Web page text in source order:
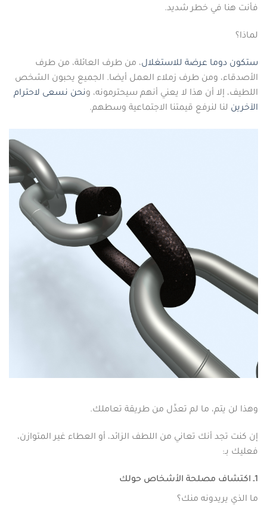
فأنت هنا في خطر شديد.
لماذا؟
ستكون دوما عرضة للاستغلال، من طرف العائلة، من طرف
الأصدقاء، ومن طرف زملاء العمل أيضا. الجميع يحبون الشخص
اللطيف، إلا أن هذا لا يعني أنهم سيحترمونه، ونحن نسعى لاحترام
الآخرين لنا لنرفع قيمتنا الاجتماعية وسطهم.
وهذا لن يتم، ما لم تعدِّل من طريقة تعاملك.
إن كنت تجد أنك تعاني من اللطف الزائد، أو العطاء غير المتوازن،
فعليك بـ:
1ـ اكتشاف مصلحة الأشخاص حولك
ما الذي يريدونه منك؟